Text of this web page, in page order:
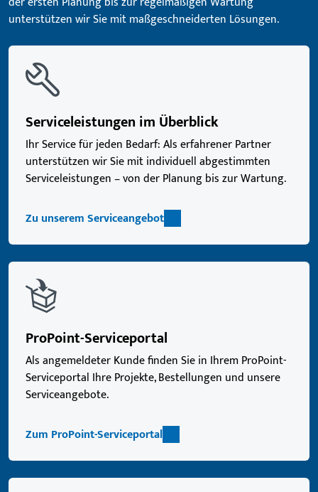
unterstützen wir Sie mit maßgeschneiderten Lösungen.
Serviceleistungen im Überblick
Ihr Service für jeden Bedarf: Als erfahrener Partner
unterstützen wir Sie mit individuell abgestimmten
Serviceleistungen – von der Planung bis zur Wartung.
Zu unserem Serviceangebot
ProPoint-Serviceportal
Als angemeldeter Kunde finden Sie in Ihrem ProPoint-
Serviceportal Ihre Projekte, Bestellungen und unsere
Serviceangebote.
Zum ProPoint-Serviceportal